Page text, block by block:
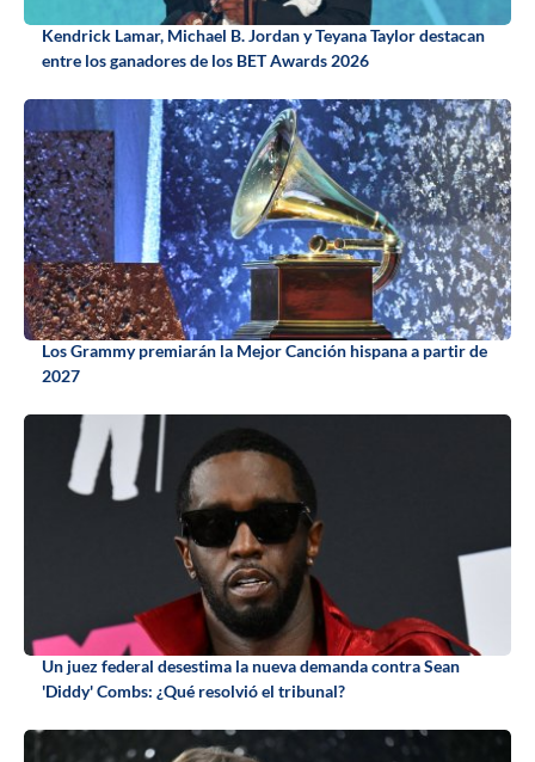
Kendrick Lamar, Michael B. Jordan y Teyana Taylor destacan
entre los ganadores de los BET Awards 2026
Los Grammy premiarán la Mejor Canción hispana a partir de
2027
Un juez federal desestima la nueva demanda contra Sean
'Diddy' Combs: ¿Qué resolvió el tribunal?